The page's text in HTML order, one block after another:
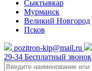
Сыктывкар
Мурманск
Великий Новгород
Псков
pozitron-kip@mail.ru
29-34 Бесплатный звонок